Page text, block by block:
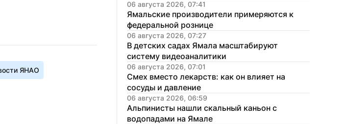
ЯНАО
06 августа 2026, 07:41
Ямальские производители примеряются к
федеральной рознице
06 августа 2026, 07:27
В детских садах Ямала масштабируют
систему видеоаналитики
06 августа 2026, 07:01
Смех вместо лекарств: как он влияет на
сосуды и давление
06 августа 2026, 06:59
Альпинисты нашли скальный каньон с
водопадами на Ямале